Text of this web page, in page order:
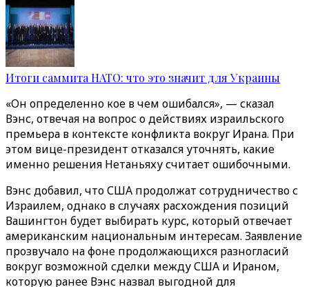
Итоги саммита НАТО: что это значит для Украины
«Он определенно кое в чем ошибался», — сказал
Вэнс, отвечая на вопрос о действиях израильского
премьера в контексте конфликта вокруг Ирана. При
этом вице-президент отказался уточнять, какие
именно решения Нетаньяху считает ошибочными.
Вэнс добавил, что США продолжат сотрудничество с
Израилем, однако в случаях расхождения позиций
Вашингтон будет выбирать курс, который отвечает
американским национальным интересам. Заявление
прозвучало на фоне продолжающихся разногласий
вокруг возможной сделки между США и Ираном,
которую ранее Вэнс назвал выгодной для